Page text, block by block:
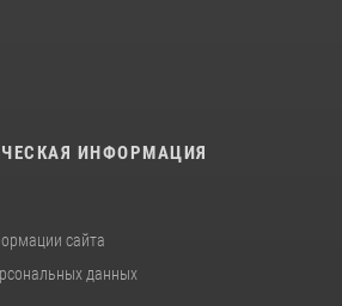
ИНФОРМАЦИЯ
сайта
данных